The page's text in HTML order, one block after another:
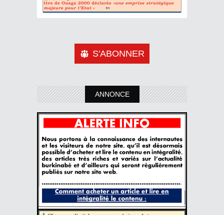
S'ABONNER
ANNONCE